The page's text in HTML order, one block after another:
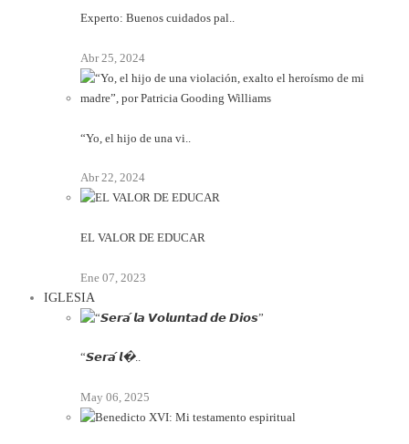
Experto: Buenos cuidados pal..
Abr 25, 2024
“Yo, el hijo de una vi..
Abr 22, 2024
EL VALOR DE EDUCAR
Ene 07, 2023
IGLESIA
“𝙎𝙚𝙧𝙖́ 𝙡�..
May 06, 2025